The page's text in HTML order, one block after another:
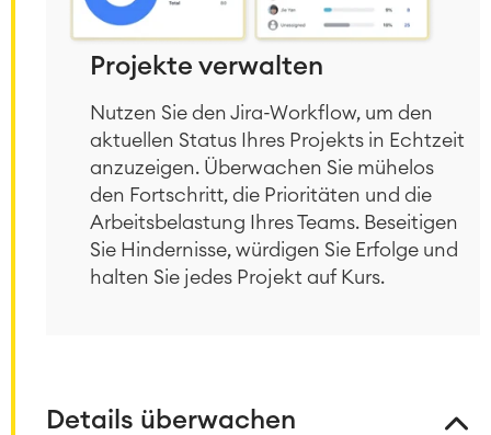
Projekte verwalten
Nutzen Sie den Jira-Workflow, um den
aktuellen Status Ihres Projekts in Echtzeit
anzuzeigen. Überwachen Sie mühelos
den Fortschritt, die Prioritäten und die
Arbeitsbelastung Ihres Teams. Beseitigen
Sie Hindernisse, würdigen Sie Erfolge und
halten Sie jedes Projekt auf Kurs.
Details überwachen